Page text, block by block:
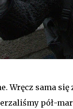
Wręcz sama
pół-